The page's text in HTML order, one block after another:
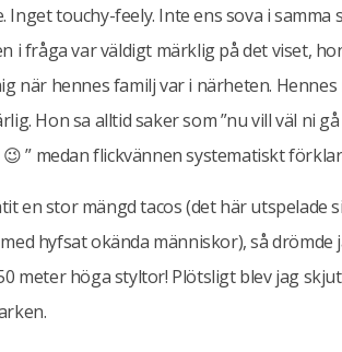
Inget touchy-feely. Inte ens sova i
i fråga var väldigt märklig på det viset,
när hennes familj var i närheten.
Hon sa alltid saker som ”nu vill väl ni
” medan flickvännen systematiskt
en stor mängd tacos (det här utspelade
hyfsat okända människor), så
meter höga styltor! Plötsligt blev jag